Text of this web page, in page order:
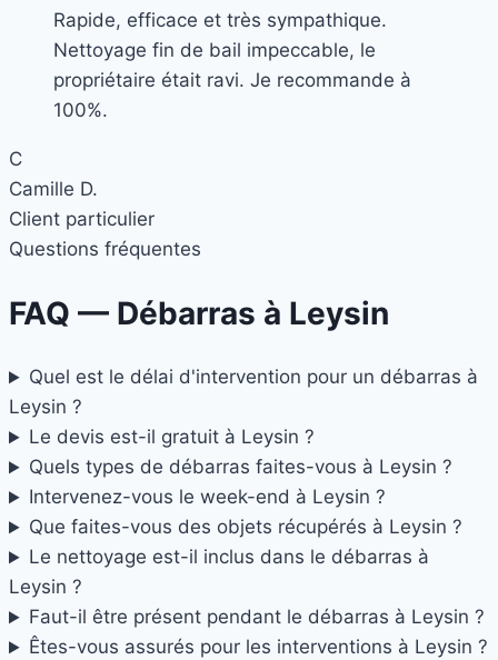
Rapide, efficace et très sympathique.
Nettoyage fin de bail impeccable, le
propriétaire était ravi. Je recommande à
100%.
C
Camille D.
Client particulier
Questions fréquentes
FAQ — Débarras à Leysin
Quel est le délai d'intervention pour un débarras à
Leysin ?
Le devis est-il gratuit à Leysin ?
Quels types de débarras faites-vous à Leysin ?
Intervenez-vous le week-end à Leysin ?
Que faites-vous des objets récupérés à Leysin ?
Le nettoyage est-il inclus dans le débarras à
Leysin ?
Faut-il être présent pendant le débarras à Leysin ?
Êtes-vous assurés pour les interventions à Leysin ?